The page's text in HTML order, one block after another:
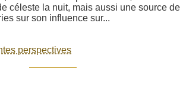
céleste la nuit, mais aussi une source de
sur son influence sur...
perspectives